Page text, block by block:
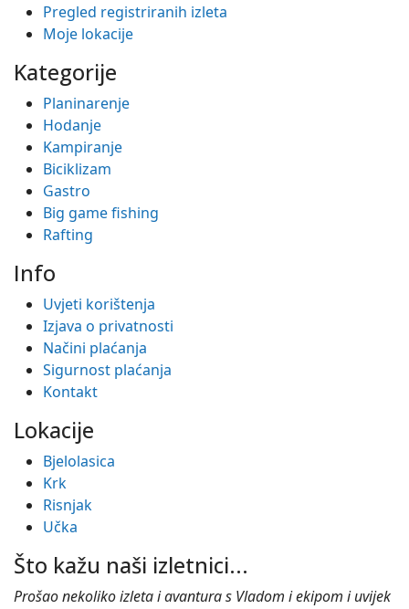
Pregled registriranih izleta
Moje lokacije
Kategorije
Planinarenje
Hodanje
Kampiranje
Biciklizam
Gastro
Big game fishing
Rafting
Info
Uvjeti korištenja
Izjava o privatnosti
Načini plaćanja
Sigurnost plaćanja
Kontakt
Lokacije
Bjelolasica
Krk
Risnjak
Učka
Što kažu naši izletnici...
Prošao nekoliko izleta i avantura s Vladom i ekipom i uvijek